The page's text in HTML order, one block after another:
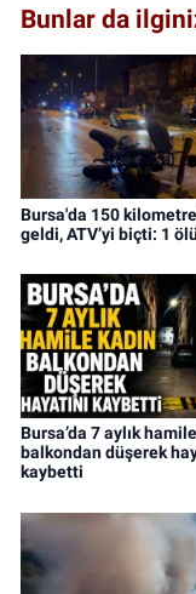
Bunlar da
Bursa'da 150
geldi, ATV’yi biçti: 1
Bursa’da 7 aylık
balkondan düşerek
kaybetti